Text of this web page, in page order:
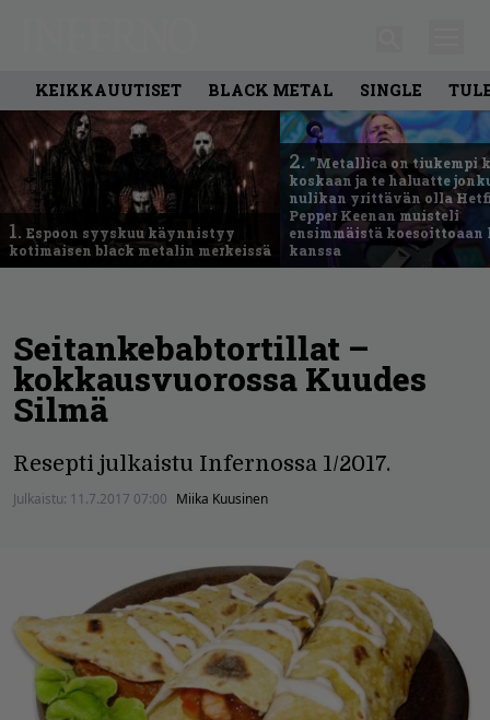
KEIKKAUUTISET BLACK METAL SINGLE
1. Espoon syyskuu käynnistyy
kotimaisen black metalin merkeissä
2. ”Metallica on tiukempi
koskaan ja te haluatte
nulikan yrittävän olla
Pepper Keenan muisteli
ensimmäistä
kanssa
Seitankebabtortillat –
kokkausvuorossa Kuudes
Silmä
Resepti julkaistu Infernossa 1/2017.
Julkaistu: 11.7.2017 07:00 Miika Kuusinen